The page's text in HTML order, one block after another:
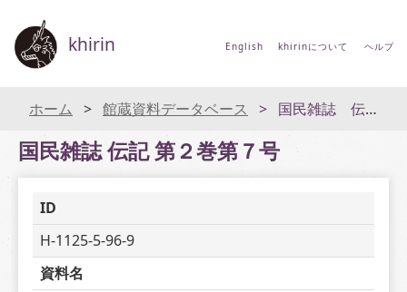
khirin English khirinについて ヘルプ
ホーム 館蔵資料データベース 国民雑誌 伝記 第２巻第７号
国民雑誌 伝記 第２巻第７号
ID
H-1125-5-96-9
資料名